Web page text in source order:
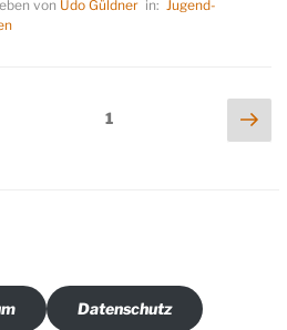
von Udo Güldner in: Jugend-
Seite1
Datenschutz